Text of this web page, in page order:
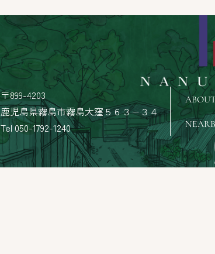
〒899-4203
鹿児島県霧島市霧島大窪５６３−３４
Tel 050-1792-1240